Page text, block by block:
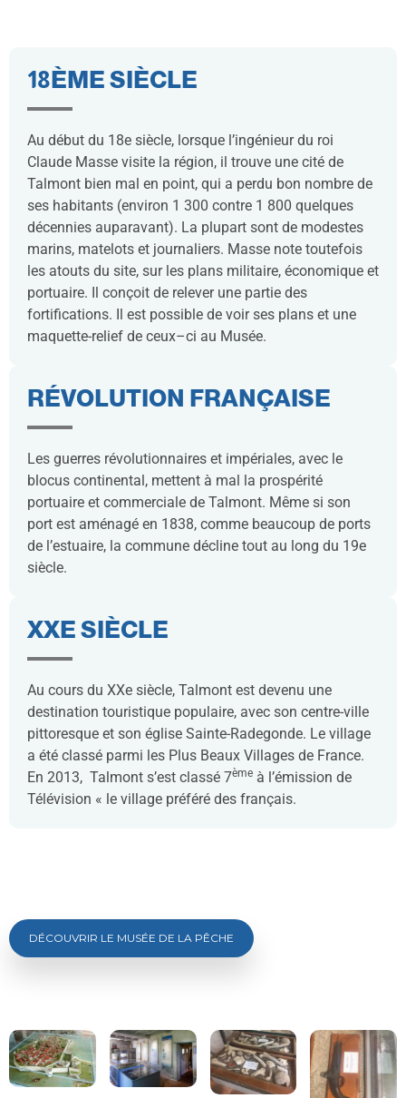
18ÈME SIÈCLE
Au début du 18e siècle, lorsque l’ingénieur du roi
Claude Masse visite la région, il trouve une cité de
Talmont bien mal en point, qui a perdu bon nombre de
ses habitants (environ 1 300 contre 1 800 quelques
décennies auparavant). La plupart sont de modestes
marins, matelots et journaliers. Masse note toutefois
les atouts du site, sur les plans militaire, économique et
portuaire. Il conçoit de relever une partie des
fortifications. Il est possible de voir ses plans et une
maquette-relief de ceux–ci au Musée.
RÉVOLUTION FRANÇAISE
Les guerres révolutionnaires et impériales, avec le
blocus continental, mettent à mal la prospérité
portuaire et commerciale de Talmont. Même si son
port est aménagé en 1838, comme beaucoup de ports
de l’estuaire, la commune décline tout au long du 19e
siècle.
XXE SIÈCLE
Au cours du XXe siècle, Talmont est devenu une
destination touristique populaire, avec son centre-ville
pittoresque et son église Sainte-Radegonde. Le village
a été classé parmi les Plus Beaux Villages de France.
En 2013, Talmont s’est classé 7ème à l’émission de
Télévision « le village préféré des français.
DÉCOUVRIR LE MUSÉE DE LA PÊCHE